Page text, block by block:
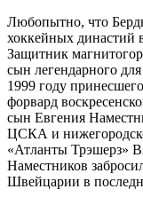
Любопытно, что
хоккейных династий
Защитник
сын легендарного
1999 году
форвард
сын Евгения
ЦСКА и
«Атланты Трэшерз»
Наместников
Швейцарии в